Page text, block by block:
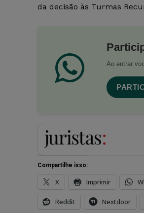
da decisão às Turmas
Ao entrar
Compartilhe isso:
X Imprimir
Reddit Nextdoor